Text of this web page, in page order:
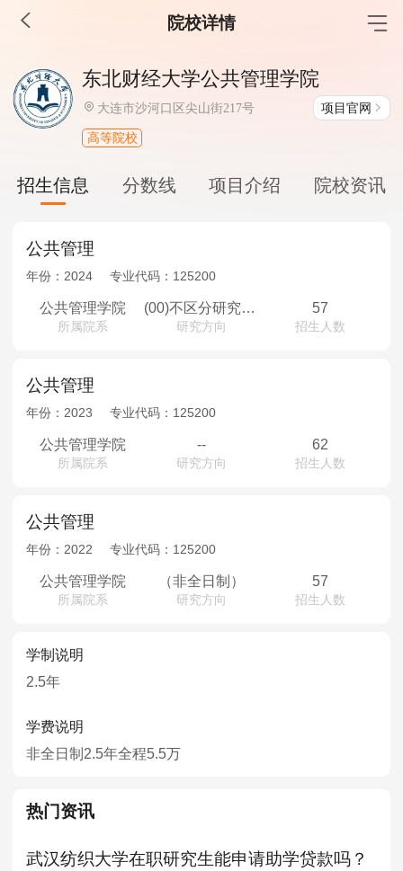
院校详情
MBA工商管理
院校库 考试报名 招生政策 学制学费
报名流程
考试真题
报考经验
MEM工程管理
考试真题
报考经验
院校库 考试报名 招生政策
报名流程
MPAcc会计专硕
院校库 考试报名 招生政策
报名流程
考试真题
报考经验 招生简章
MTA旅游管理
院校库 考试报名 招生政策
考试真题
报考经验 招生简章
东北财经大学公共管理学院
大连市沙河口区尖山街217号 项目官网
高等院校
招生信息 分数线 项目介绍 院校资讯
公共管理
年份： 2024 专业代码： 125200
公共管理学院
所属院系
(00)不区分研究方向
研究方向
57
招生人数
公共管理
年份： 2023 专业代码： 125200
公共管理学院
所属院系
--
研究方向
62
招生人数
公共管理
年份： 2022 专业代码： 125200
公共管理学院
所属院系
（非全日制）
研究方向
57
招生人数
学制说明
2.5年
学费说明
非全日制2.5年全程5.5万
热门资讯
武汉纺织大学在职研究生能申请助学贷款吗？